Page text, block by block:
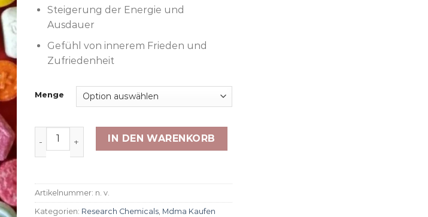
Steigerung der Energie und
Ausdauer
Gefühl von innerem Frieden und
Zufriedenheit
Menge
Ecstasy Pillen MengeIN DEN WARENKORB
Artikelnummer: n. v.
Kategorien: Research Chemicals, Mdma Kaufen​